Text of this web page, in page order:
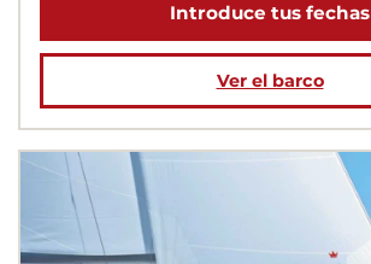
Introduce tus fechas
Ver el barco